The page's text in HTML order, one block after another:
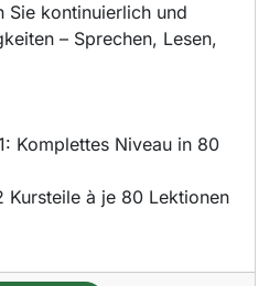
Sie kontinuierlich und
– Sprechen, Lesen,
Komplettes Niveau in 80
Kursteile à je 80 Lektionen